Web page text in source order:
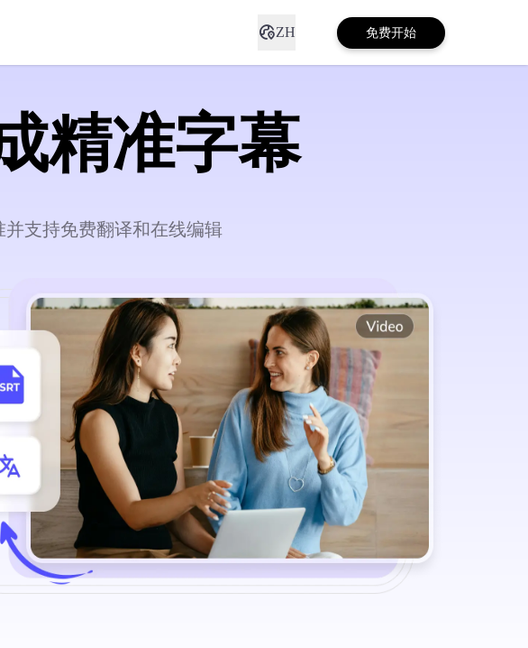
ZH 免费开始
精准字幕
支持免费翻译和在线编辑